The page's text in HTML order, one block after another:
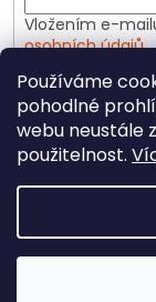
Používáme
pohodlné
webu neustále
použitelnost.
Vložením e-
osobních údajů
PŘIHLÁSIT SE
Copyright